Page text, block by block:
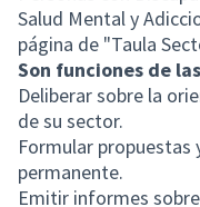
Salud Mental y
página de "Taula
Son funciones de
Deliberar sobre la
de su sector.
Formular propuestas
permanente.
Emitir informes